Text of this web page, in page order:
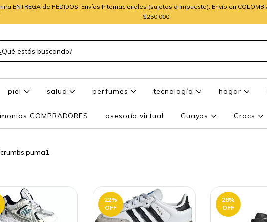
ENTREGA de PEDIDOS. Envíos Internacionales (sujetos a impuesto). Envío en
$250,000
piel salud perfumes tecnología hogar
COMPRADORES asesoría virtual Guayos Crocs
22%
OFF
28%
OFF